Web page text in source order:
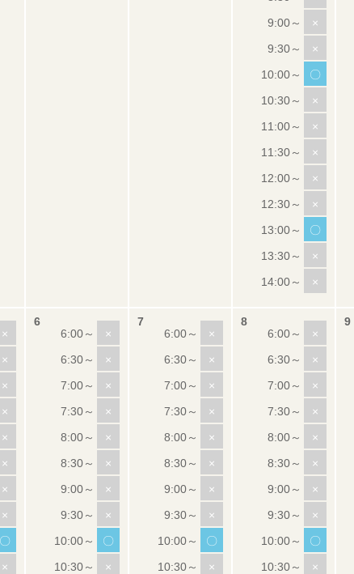
×
×
〇
×
×
×
×
×
〇
×
×
×
×
×
×
×
×
×
×
〇
×
×
×
×
×
×
×
×
×
〇
×
×
×
×
×
×
×
×
×
〇
×
×
×
×
×
×
×
×
×
〇
×